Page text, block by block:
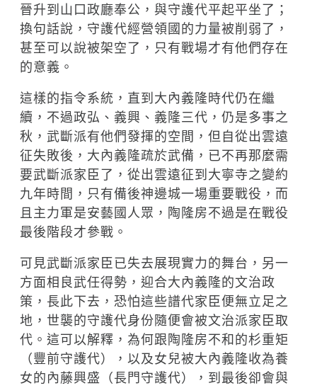
晉升到山口政廳奉公，與守護代平起平坐了；
換句話說，守護代經營領國的力量被削弱了，
甚至可以說被架空了，只有戰場才有他們存在
的意義。
這樣的指令系統，直到大內義隆時代仍在繼
續，不過政弘、義興、義隆三代，仍是多事之
秋，武斷派有他們發揮的空間，但自從出雲遠
征失敗後，大內義隆疏於武備，已不再那麼需
要武斷派家臣了，從出雲遠征到大寧寺之變約
九年時間，只有備後神邊城一場重要戰役，而
且主力軍是安藝國人眾，陶隆房不過是在戰役
最後階段才參戰。
可見武斷派家臣已失去展現實力的舞台，另一
方面相良武任得勢，迎合大內義隆的文治政
策，長此下去，恐怕這些譜代家臣便無立足之
地，世襲的守護代身份隨便會被文治派家臣取
代。這可以解釋，為何跟陶隆房不和的杉重矩
（豐前守護代），以及女兒被大內義隆收為養
女的內藤興盛（長門守護代），到最後卻會與